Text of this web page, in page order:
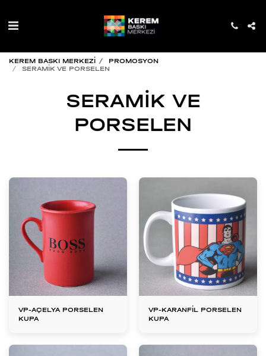
KEREM BASKI MERKEZİ
PROMOSYON
SERAMİK VE PORSELEN
SERAMİK VE
PORSELEN
VP-AÇELYA PORSELEN
KUPA
VP-KARANFİL PORSELEN
KUPA